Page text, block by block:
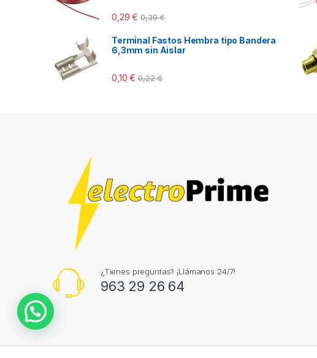
0,29€ 0,39€
Terminal Fastos Hembra tipo Bandera
6,3mm sin Aislar
0,10€ 0,22€
¿Tienes preguntas? ¡Llámanos 24/7!
963 29 26 64